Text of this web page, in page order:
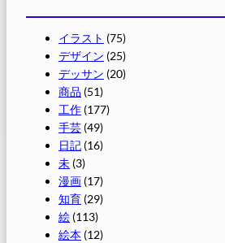
イラスト (75)
デザイン (25)
デッサン (20)
商品 (51)
工作 (177)
手芸 (49)
日記 (16)
未 (3)
漫画 (17)
知育 (29)
絵 (113)
絵本 (12)